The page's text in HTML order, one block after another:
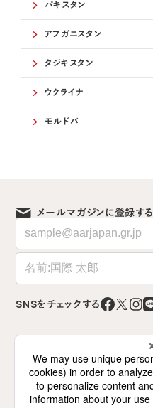
パキスタン
アフガニスタン
タジキスタン
ウクライナ
モルドバ
メールマガジンに登録する
SNSをチェックする